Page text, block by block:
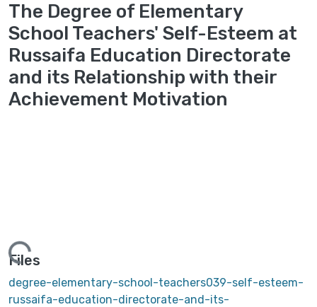
The Degree of Elementary
School Teachers' Self-Esteem at
Russaifa Education Directorate
and its Relationship with their
Achievement Motivation
Files
degree-elementary-school-teachers039-self-esteem-
russaifa-education-directorate-and-its-